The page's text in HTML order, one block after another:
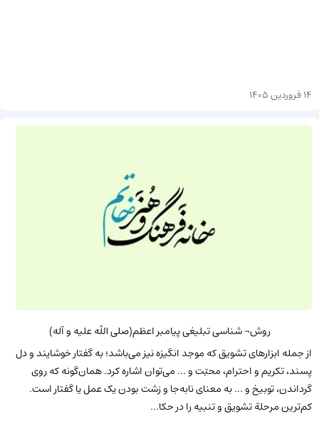
14 فروردین 1405
روش¬ شناسی تبلیغی پیامبر اعظم(صلی الله علیه و آله)
از جمله ابزارهای تشویق که موجد انگیزه نیز می‌باشد؛ به گفتار خوشایند و دل
پسند، تکریم و احترام، محبّت و ... می‌توان اشاره کرد. همان‌گونه که روی
گرداندن، توبیخ و ... به معنای نابه‌جا و زشت بودن یک عمل یا گفتار است.
کم‌ترین مرحلة تشویق و تنبیه را در حکا...